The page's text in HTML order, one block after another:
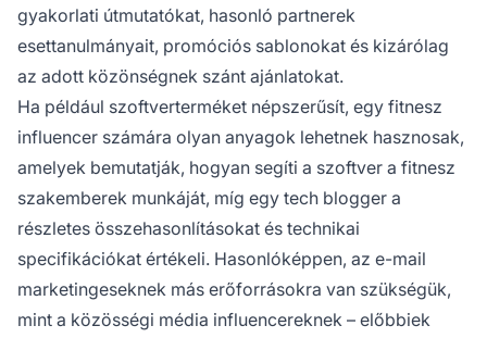
gyakorlati útmutatókat, hasonló partnerek
esettanulmányait, promóciós sablonokat és kizárólag
az adott közönségnek szánt ajánlatokat.
Ha például szoftverterméket népszerűsít, egy fitnesz
influencer számára olyan anyagok lehetnek hasznosak,
amelyek bemutatják, hogyan segíti a szoftver a fitnesz
szakemberek munkáját, míg egy tech blogger a
részletes összehasonlításokat és technikai
specifikációkat értékeli. Hasonlóképpen, az e-mail
marketingeseknek más erőforrásokra van szükségük,
mint a közösségi média influencereknek – előbbiek